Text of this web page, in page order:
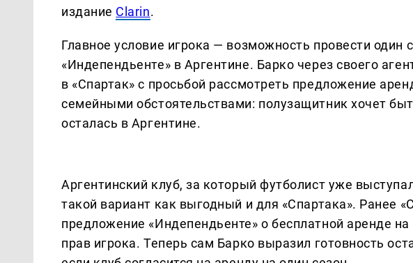
издание Clarin.
Главное условие игрока — возможность провести один
«Индепендьенте» в Аргентине. Барко через своего
в «Спартак» с просьбой рассмотреть предложение
семейными обстоятельствами: полузащитник хочет
осталась в Аргентине.
Аргентинский клуб, за который футболист уже
такой вариант как выгодный и для «Спартака». Ранее
предложение «Индепендьенте» о бесплатной аренде
прав игрока. Теперь сам Барко выразил готовность